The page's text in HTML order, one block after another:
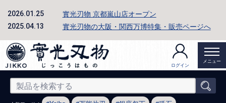
2026.01.25 實光刃物 京都嵐山店オープン
2025.04.13 實光刃物の大阪・関西万博特集・販売ページへ
ログイン
メニュー